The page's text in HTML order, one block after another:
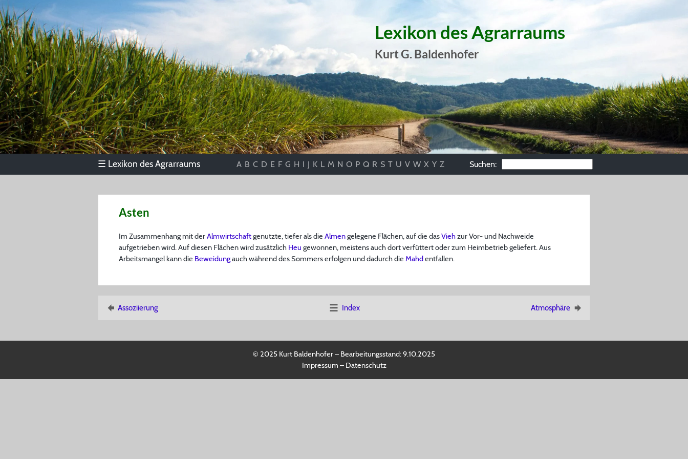
Lexikon des Agrarraums
Kurt G. Baldenhofer
☰ Lexikon des Agrarraums A B C D E F G H I J K L M N O P Q R S T U V W X Y Z Suchen:
Asten
Im Zusammenhang mit derAlmwirtschaftgenutzte, tiefer als die Almengelegene Flächen, auf die dasViehzur Vor- und Nachweide
aufgetrieben wird. Auf diesen Flächen wird zusätzlich Heu gewonnen, meistens auch dort verfüttert oder zum Heimbetrieb geliefert. Aus
Arbeitsmangel kann die Beweidungauch während des Sommers erfolgen und dadurch die Mahdentfallen.
Assoziierung Index Atmosphäre
© 2025 Kurt Baldenhofer – Bearbeitungsstand:9.10.2025
Impressum – Datenschutz